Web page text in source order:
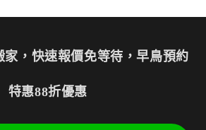
，快速報價免等待，早鳥預約
特惠88折優惠